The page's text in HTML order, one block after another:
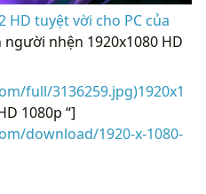
HD tuyệt vời cho PC của
nhện 1920x1080 HD
full/3136259.jpg)1920x1
1080p “]
download/1920-x-1080-